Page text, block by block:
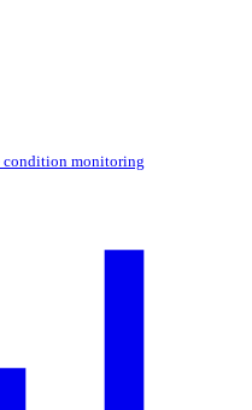
condition monitoring